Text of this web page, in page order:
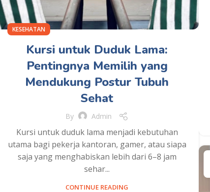
KESEHATAN
Kursi untuk Duduk Lama:
Pentingnya Memilih yang
Mendukung Postur Tubuh
Sehat
By Admin
Kursi untuk duduk lama menjadi kebutuhan
utama bagi pekerja kantoran, gamer, atau siapa
saja yang menghabiskan lebih dari 6–8 jam
sehar...
CONTINUE READING